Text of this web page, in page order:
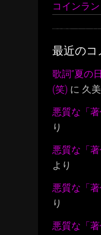
コインラ
2026 年 7
最近のコ
歌詞”夏の
(笑) に 久
悪質な「
り
悪質な「
より
悪質な「
り
悪質な「